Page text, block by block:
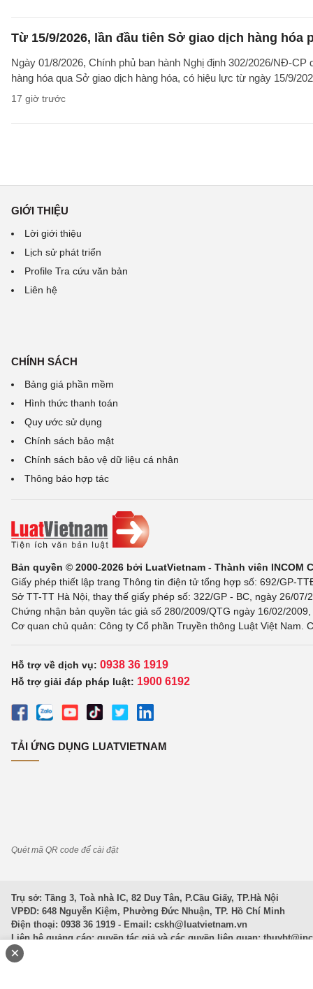
Từ 15/9/2026, lần đầu tiên Sở giao dịch hàng hóa
Ngày 01/8/2026, Chính phủ ban hành Nghị định 302/2026/NĐ-
hàng hóa qua Sở giao dịch hàng hóa, có hiệu lực từ ngày 15/9/
17 giờ trước
GIỚI THIỆU
Lời giới thiệu
Lịch sử phát triển
Profile Tra cứu văn bản
Liên hệ
CHÍNH SÁCH
Bảng giá phần mềm
Hình thức thanh toán
Quy ước sử dụng
Chính sách bảo mật
Chính sách bảo vệ dữ liệu cá nhân
Thông báo hợp tác
Bản quyền © 2000-2026 bởi LuatVietnam - Thành viên INCOM
Giấy phép thiết lập trang Thông tin điện tử tổng hợp số: 692/GP-
Sở TT-TT Hà Nội, thay thế giấy phép số: 322/GP - BC, ngày 26/
Chứng nhận bản quyền tác giả số 280/2009/QTG ngày 16/02/
Cơ quan chủ quản: Công ty Cổ phần Truyền thông Luật Việt Nam.
Hỗ trợ về dịch vụ: 0938 36 1919
Hỗ trợ giải đáp pháp luật: 1900 6192
TẢI ỨNG DỤNG LUATVIETNAM
Quét mã QR code để cài đặt
Trụ sở: Tầng 3, Toà nhà IC, 82 Duy Tân, P.Cầu Giấy, TP.Hà Nội
VPĐD: 648 Nguyễn Kiệm, Phường Đức Nhuận, TP. Hồ Chí Minh
Điện thoại: 0938 36 1919 - Email: cskh@luatvietnam.vn
Liên hệ quảng cáo; quyền tác giả và các quyền liên quan:
Văn Bản Pháp Luật
×